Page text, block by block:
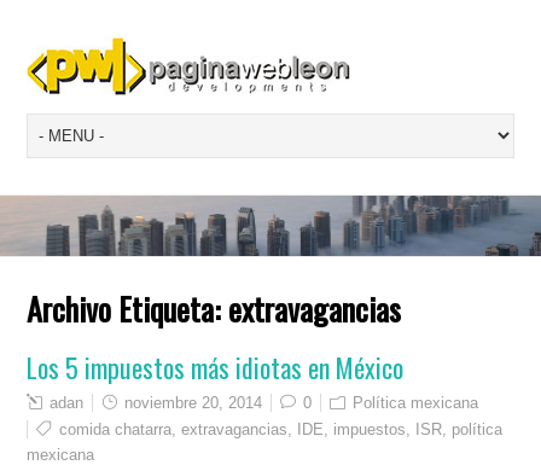
Archivo Etiqueta:extravagancias
Los 5 impuestos más idiotas en México
adan noviembre 20, 2014 0
Política mexicana
comida chatarra ,extravagancias IDE impuestos ISR política
mexicana